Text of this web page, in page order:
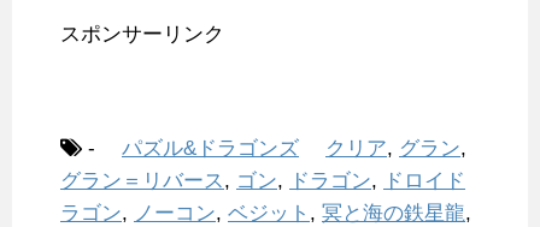
スポンサーリンク
- パズル&ドラゴンズ クリア, グラン,
グラン＝リバース, ゴン, ドラゴン,
ドロイド
ラゴン, ノーコン, ベジット , 冥と海の鉄星龍,